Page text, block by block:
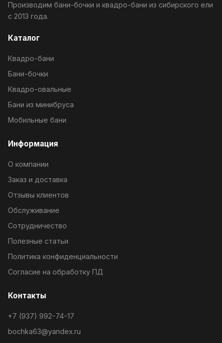
Производим бани-бочки и квадро-бани из сибирского ели
с 2013 года.
Каталог
Квадро-бани
Бани-бочки
Квадро-овальные
Бани из минибруса
Мобильные бани
Информация
О компании
Заказ и доставка
Отзывы клиентов
Обслуживание
Сотрудничество
Полезные статьи
Политика конфиденциальности
Согласие на обработку ПД
Контакты
+7 (937) 992-74-17
bochka63@yandex.ru